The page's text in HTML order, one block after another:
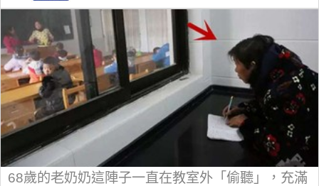
68歲的老奶奶這陣子一直在教室外「偷聽」，充滿